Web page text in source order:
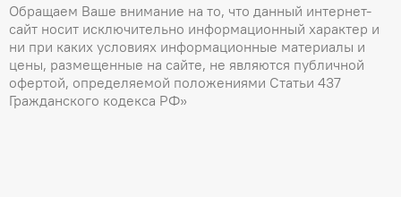
Обращаем Ваше внимание на то, что данный интернет-
сайт носит исключительно информационный характер и
ни при каких условиях информационные материалы и
цены, размещенные на сайте, не являются публичной
офертой, определяемой положениями Статьи 437
Гражданского кодекса РФ»